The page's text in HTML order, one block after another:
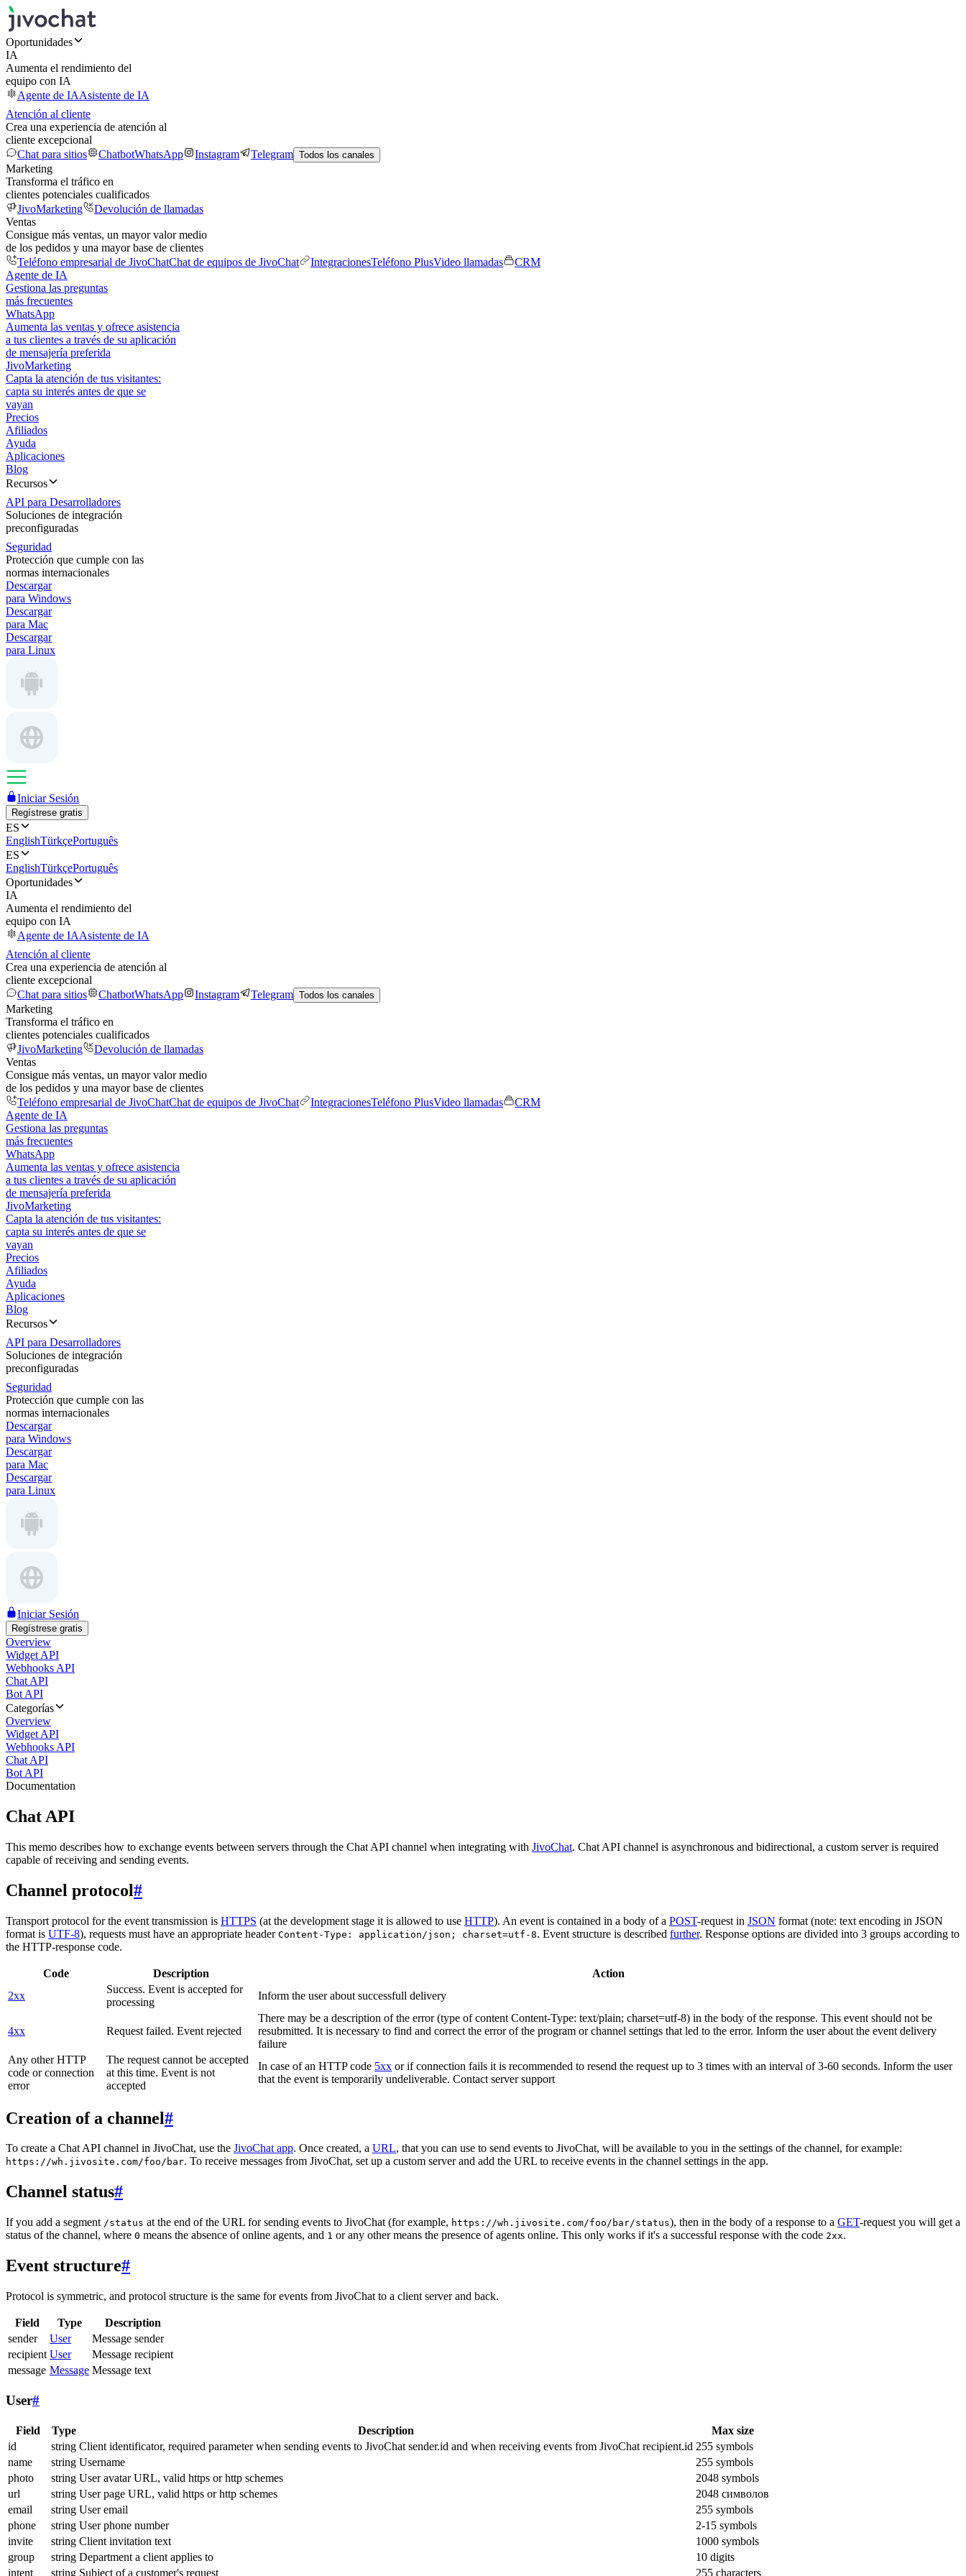
Oportunidades
IA
Aumenta el rendimiento del
equipo con IA
Agente de IAAsistente de IA
Atención al cliente
Crea una experiencia de atención al
cliente excepcional
Chat para sitios
ChatbotWhatsApp Instagram Telegram Todos los canales
Marketing
Transforma el tráfico en
clientes potenciales cualificados
JivoMarketing
Devolución de llamadas
Ventas
Consigue más ventas, un mayor valor medio
de los pedidos y una mayor base de clientes
Teléfono empresarial de JivoChatChat de equipos de JivoChat IntegracionesTeléfono PlusVideo llamadas
CRM
Agente de IA
Gestiona las preguntas
más frecuentes
WhatsApp
Aumenta las ventas y ofrece asistencia
a tus clientes a través de su aplicación
de mensajería preferida
JivoMarketing
Capta la atención de tus visitantes:
capta su interés antes de que se
vayan
Precios
Afiliados
Ayuda
Aplicaciones
Blog
Recursos
API para Desarrolladores
Soluciones de integración
preconfiguradas
Seguridad
Protección que cumple con las
normas internacionales
Descargar
para Windows
Descargar
para Mac
Descargar
para Linux
Iniciar Sesión
Regístrese gratis
ES
EnglishTürkçePortuguês
ES
EnglishTürkçePortuguês
Oportunidades
IA
Aumenta el rendimiento del
equipo con IA
Agente de IAAsistente de IA
Atención al cliente
Crea una experiencia de atención al
cliente excepcional
Chat para sitios
ChatbotWhatsApp Instagram Telegram Todos los canales
Marketing
Transforma el tráfico en
clientes potenciales cualificados
JivoMarketing
Devolución de llamadas
Ventas
Consigue más ventas, un mayor valor medio
de los pedidos y una mayor base de clientes
Teléfono empresarial de JivoChatChat de equipos de JivoChat IntegracionesTeléfono PlusVideo llamadas
CRM
Agente de IA
Gestiona las preguntas
más frecuentes
WhatsApp
Aumenta las ventas y ofrece asistencia
a tus clientes a través de su aplicación
de mensajería preferida
JivoMarketing
Capta la atención de tus visitantes:
capta su interés antes de que se
vayan
Precios
Afiliados
Ayuda
Aplicaciones
Blog
Recursos
API para Desarrolladores
Soluciones de integración
preconfiguradas
Seguridad
Protección que cumple con las
normas internacionales
Descargar
para Windows
Descargar
para Mac
Descargar
para Linux
Iniciar Sesión
Regístrese gratis
Overview
Widget API
Webhooks API
Chat API
Bot API
Categorías
Overview
Widget API
Webhooks API
Chat API
Bot API
Documentation
Chat API
This memo describes how to exchange events between servers through the Chat API channel when integrating with JivoChat. Chat API channel is asynchronous and bidirectional, a custom server is required
capable of receiving and sending events.
Channel protocol#
Transport protocol for the event transmission is HTTPS (at the development stage it is allowed to use HTTP). An event is contained in a body of a POST-request in JSON format (note: text encoding in JSON
format is UTF-8), requests must have an appropriate header Content-Type: application/json; charset=utf-8. Event structure is described further. Response options are divided into 3 groups according to
the HTTP-response code.
Code Description
Action
2xx
Success. Event is accepted for
processing
Inform the user about successfull delivery
4xx Request failed. Event rejected
There may be a description of the error (type of content Content-Type: text/plain; charset=utf-8) in the body of the response. This event should not be
resubmitted. It is necessary to find and correct the error of the program or channel settings that led to the error. Inform the user about the event delivery
failure
Any other HTTP
code or connection
error
The request cannot be accepted
at this time. Event is not
accepted
In case of an HTTP code 5xx or if connection fails it is recommended to resend the request up to 3 times with an interval of 3-60 seconds. Inform the user
that the event is temporarily undeliverable. Contact server support
Creation of a channel#
To create a Chat API channel in JivoChat, use the JivoChat app. Once created, a URL, that you can use to send events to JivoChat, will be available to you in the settings of the channel, for example:
https://wh.jivosite.com/foo/bar. To receive messages from JivoChat, set up a custom server and add the URL to receive events in the channel settings in the app.
Channel status#
If you add a segment /status at the end of the URL for sending events to JivoChat (for example, https://wh.jivosite.com/foo/bar/status), then in the body of a response to a GET-request you will get a
status of the channel, where 0 means the absence of online agents, and 1 or any other means the presence of agents online. This only works if it's a successful response with the code 2xx.
Event structure#
Protocol is symmetric, and protocol structure is the same for events from JivoChat to a client server and back.
Field Type
Description
sender
User
Message sender
recipient User
Message recipient
message Message Message text
User#
Field Type Description
Max size
id
string Client identificator, required parameter when sending events to JivoChat sender.id and when receiving events from JivoChat recipient.id 255 symbols
name
string Username
255 symbols
photo
string User avatar URL, valid https or http schemes
2048 symbols
url
string User page URL, valid https or http schemes
2048 символов
email
string User email
255 symbols
phone
string User phone number
2-15 symbols
invite
string Client invitation text
1000 symbols
group
string Department a client applies to
10 digits
intent
string Subject of a customer's request 255 characters